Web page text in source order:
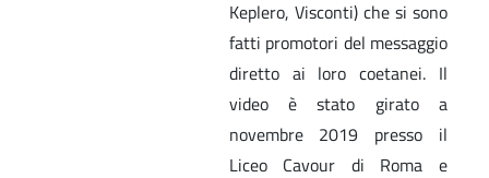
Keplero, Visconti) che si sono
fatti promotori del messaggio
diretto ai loro coetanei. Il
video è stato girato a
novembre 2019 presso il
Liceo Cavour di Roma e